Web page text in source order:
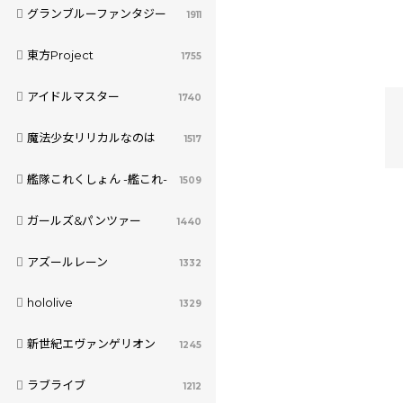
グランブルーファンタジー 1911
東方Project 1755
アイドルマスター 1740
魔法少女リリカルなのは 1517
艦隊これくしょん -艦これ- 1509
ガールズ&パンツァー 1440
アズールレーン 1332
hololive 1329
新世紀エヴァンゲリオン 1245
ラブライブ 1212